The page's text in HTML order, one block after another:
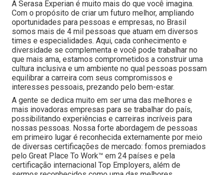
A Serasa Experian é muito mais do que você imagina.
Com o propósito de criar um futuro melhor, ampliando
oportunidades para pessoas e empresas, no Brasil
somos mais de 4 mil pessoas que atuam em diversos
times e especialidades. Aqui, cada conhecimento e
diversidade se complementa e você pode trabalhar no
que mais ama, estamos comprometidos a construir uma
cultura inclusiva e um ambiente no qual pessoas possam
equilibrar a carreira com seus compromissos e
interesses pessoais, prezando pelo bem-estar.
A gente se dedica muito em ser uma das melhores e
mais inovadoras empresas para se trabalhar do país,
possibilitando experiências e carreiras incríveis para
nossas pessoas. Nossa forte abordagem de pessoas
em primeiro lugar é reconhecida externamente por meio
de diversas certificações de mercado: fomos premiados
pelo Great Place To Work™ em 24 países e pela
certificação internacional Top Employers, além de